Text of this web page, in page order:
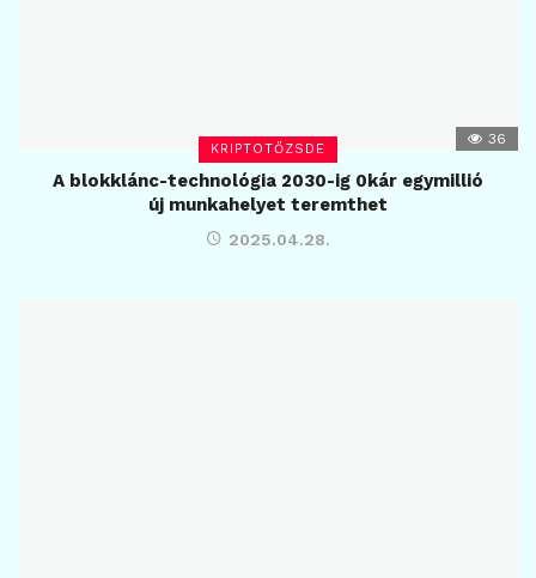
KRIPTOTŐZSDE
36
A blokklánc-technológia 2030-ig 0kár egymillió
új munkahelyet teremthet
2025.04.28.